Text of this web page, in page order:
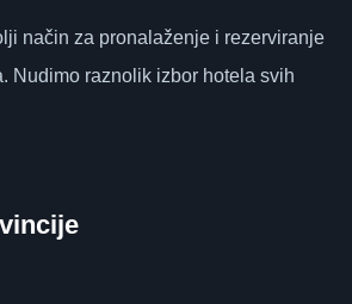
način za pronalaženje i rezerviranje
Nudimo raznolik izbor hotela svih